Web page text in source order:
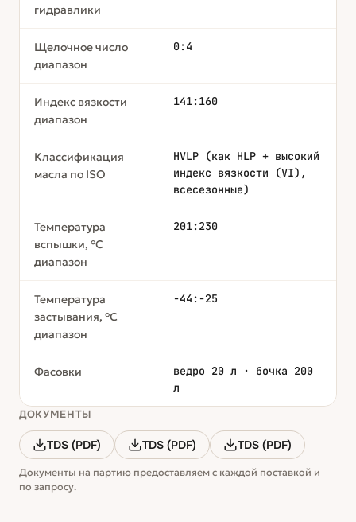
гидравлики
Щелочное число
диапазон
0:4
Индекс вязкости
диапазон
141:160
Классификация
масла по ISO
HVLP (как HLP + высокий
индекс вязкости (VI),
всесезонные)
Температура
вспышки, °С
диапазон
201:230
Температура
застывания, °С
диапазон
-44:-25
Фасовки
ведро 20 л · бочка 200
л
ДОКУМЕНТЫ
TDS (PDF) TDS (PDF) TDS (PDF)
Документы на партию предоставляем с каждой поставкой и
по запросу.